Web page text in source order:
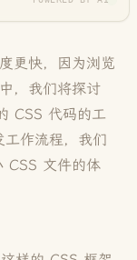
更快，因为浏览
，我们将探讨
CSS 代码的工
作流程，我们
CSS 文件的体